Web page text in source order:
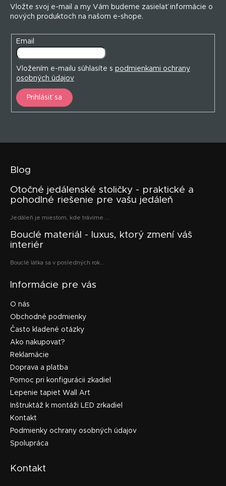
Vložte svoj e-mail a my Vám budeme zasielať informácie o
nových produktoch na našom e-shope.
Email
Vložením e-mailu súhlasíte s podmienkami ochrany
osobných údajov
Prihlásiť sa
Blog
Otočné jedálenské stoličky - praktické a
pohodlné riešenie pre vašu jedáleň
Jedáleň je miestom, kde trávime ...
Bouclé materiál - luxus, ktorý zmení váš
interiér
Bouclé látka sa v posledných rok...
Informácie pre vás
O nás
Obchodné podmienky
Často kladené otázky
Ako nakupovať?
Reklamácie
Doprava a platba
Pomoc pri konfigurácii zkadiel
Lepenie tapiet Wall Art
Inštruktáž k montáži LED zrkadiel
Kontakt
Podmienky ochrany osobných údajov
Spolupráca
Kontakt